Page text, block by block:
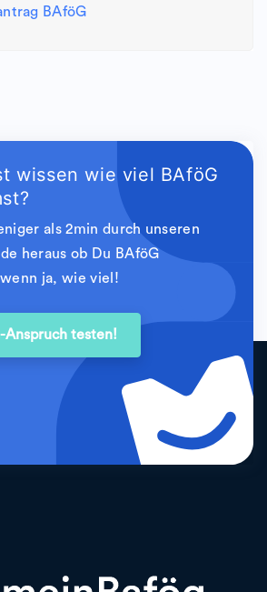
BAföG
wissen wie viel BAföG
als 2min durch unseren
heraus ob Du BAföG
ja, wie viel!
Anspruch testen!